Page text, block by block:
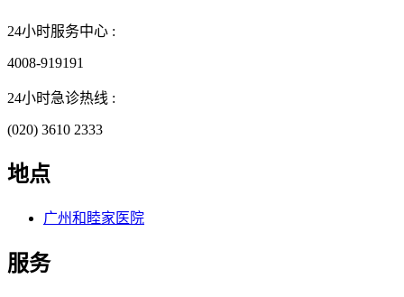
24小时服务中心 :
4008-919191
24小时急诊热线 :
(020) 3610 2333
地点
广州和睦家医院
服务